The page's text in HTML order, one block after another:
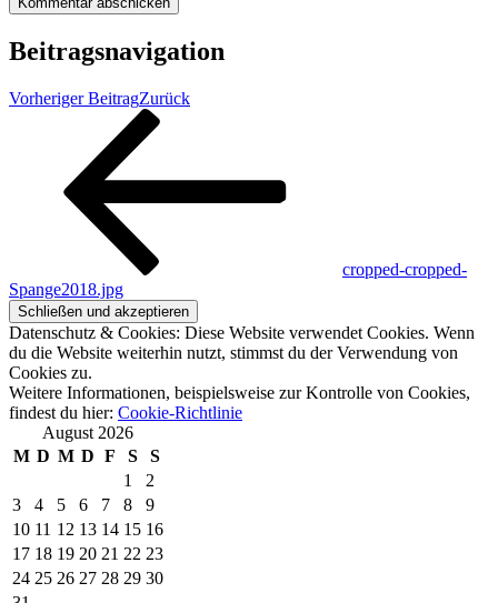
Beitragsnavigation
Vorheriger BeitragZurück
cropped-cropped-
Spange2018.jpg
Datenschutz & Cookies: Diese Website verwendet Cookies. Wenn
du die Website weiterhin nutzt, stimmst du der Verwendung von
Cookies zu.
Weitere Informationen, beispielsweise zur Kontrolle von Cookies,
findest du hier: Cookie-Richtlinie
August 2026
M D M D F S
S
1
2
3
4 5 6 7 8
9
10 11 12 13 14 15 16
17 18 19 20 21 22 23
24 25 26 27 28 29 30